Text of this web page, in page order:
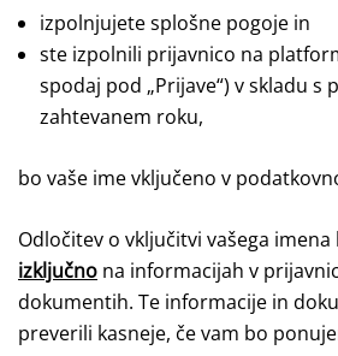
izpolnjujete splošne pogoje in
ste izpolnili prijavnico na
spodaj pod „Prijave“) v skladu s
zahtevanem roku,
bo vaše ime vključeno v
Odločitev o vključitvi vašega
izključno na informacijah v
dokumentih. Te informacije in
preverili kasneje, če vam bo